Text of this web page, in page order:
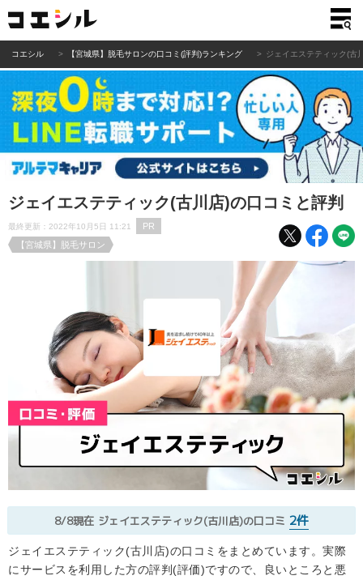
コエシル 【宮城県】脱毛サロンの口コミ(評判)ランキング ジェイエステティック(古
ジェイエステティック(古川店)の口コミと評判
最終更新：2022年10月5日 11:21
PR
【宮城県】脱毛サロン
8/8現在 ジェイエステティック(古川店)の口コミ 2件
ジェイエステティック(古川店)の口コミをまとめています。実際
にサービスを利用した方の評判(評価)ですので、良いところと悪